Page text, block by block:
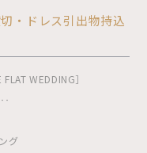
・ドレス引出物持込
WEDDING］
グ